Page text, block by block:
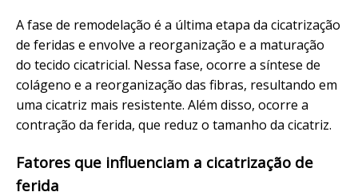
A fase de remodelação é a última etapa da cicatrização
de feridas e envolve a reorganização e a maturação
do tecido cicatricial. Nessa fase, ocorre a síntese de
colágeno e a reorganização das fibras, resultando em
uma cicatriz mais resistente. Além disso, ocorre a
contração da ferida, que reduz o tamanho da cicatriz.
Fatores que influenciam a cicatrização de
ferida